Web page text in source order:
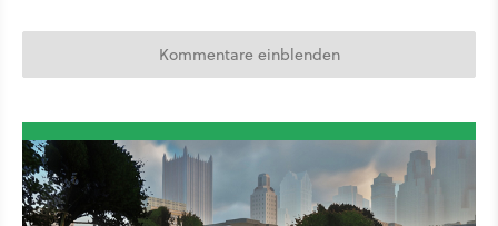
Kommentare einblenden